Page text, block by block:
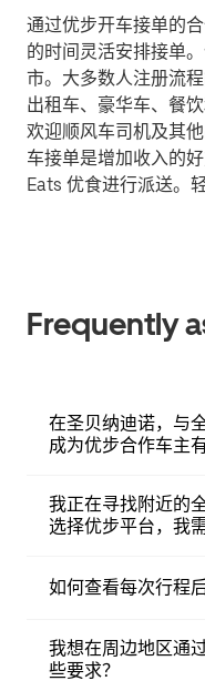
通过优步开车接单的
的时间灵活安排接单
市。大多数人注册流
出租车、豪华车、餐
欢迎顺风车司机及其
车接单是增加收入的
Eats 优食进行派送。
Frequently
在圣贝纳迪诺，与
成为优步合作车主
我正在寻找附近的
选择优步平台，我
如何查看每次行程
我想在周边地区通
些要求？